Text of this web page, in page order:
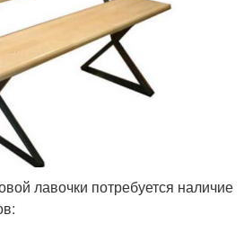
лавочки потребуется наличие